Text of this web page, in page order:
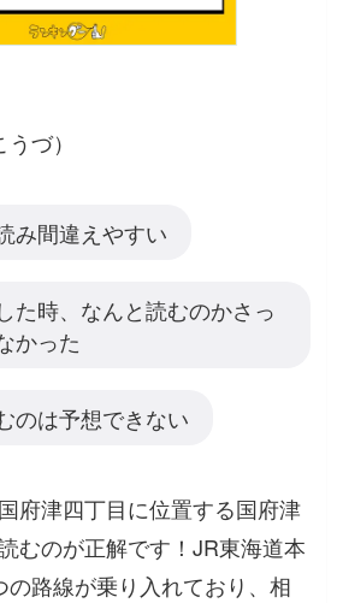
づ）
み間違えやすい
た時、なんと読むのかさっ
かった
のは予想できない
府津四丁目に位置する国府津
むのが正解です！JR東海道本
路線が乗り入れており、相